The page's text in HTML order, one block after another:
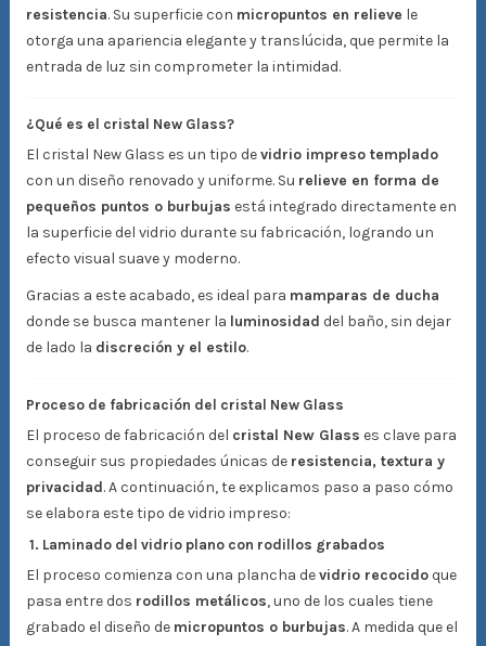
resistencia. Su superficie con micropuntos en relieve le
otorga una apariencia elegante y translúcida, que permite la
entrada de luz sin comprometer la intimidad.
¿Qué es el cristal New Glass?
El cristal New Glass es un tipo devidrio impreso templado
con un diseño renovado y uniforme. Su relieve en forma de
pequeños puntos o burbujas está integrado directamente en
la superficie del vidrio durante su fabricación, logrando un
efecto visual suave y moderno.
Gracias a este acabado, es ideal para mamparas de ducha
donde se busca mantener la luminosidad del baño, sin dejar
de lado la discreción y el estilo.
Proceso de fabricación del cristal New Glass
El proceso de fabricación del cristal New Glass es clave para
conseguir sus propiedades únicas de resistencia, textura y
privacidad. A continuación, te explicamos paso a paso cómo
se elabora este tipo de vidrio impreso:
1. Laminado del vidrio plano con rodillos grabados
El proceso comienza con una plancha devidrio recocido que
pasa entre dos rodillos metálicos, uno de los cuales tiene
grabado el diseño de micropuntos o burbujas. A medida que el